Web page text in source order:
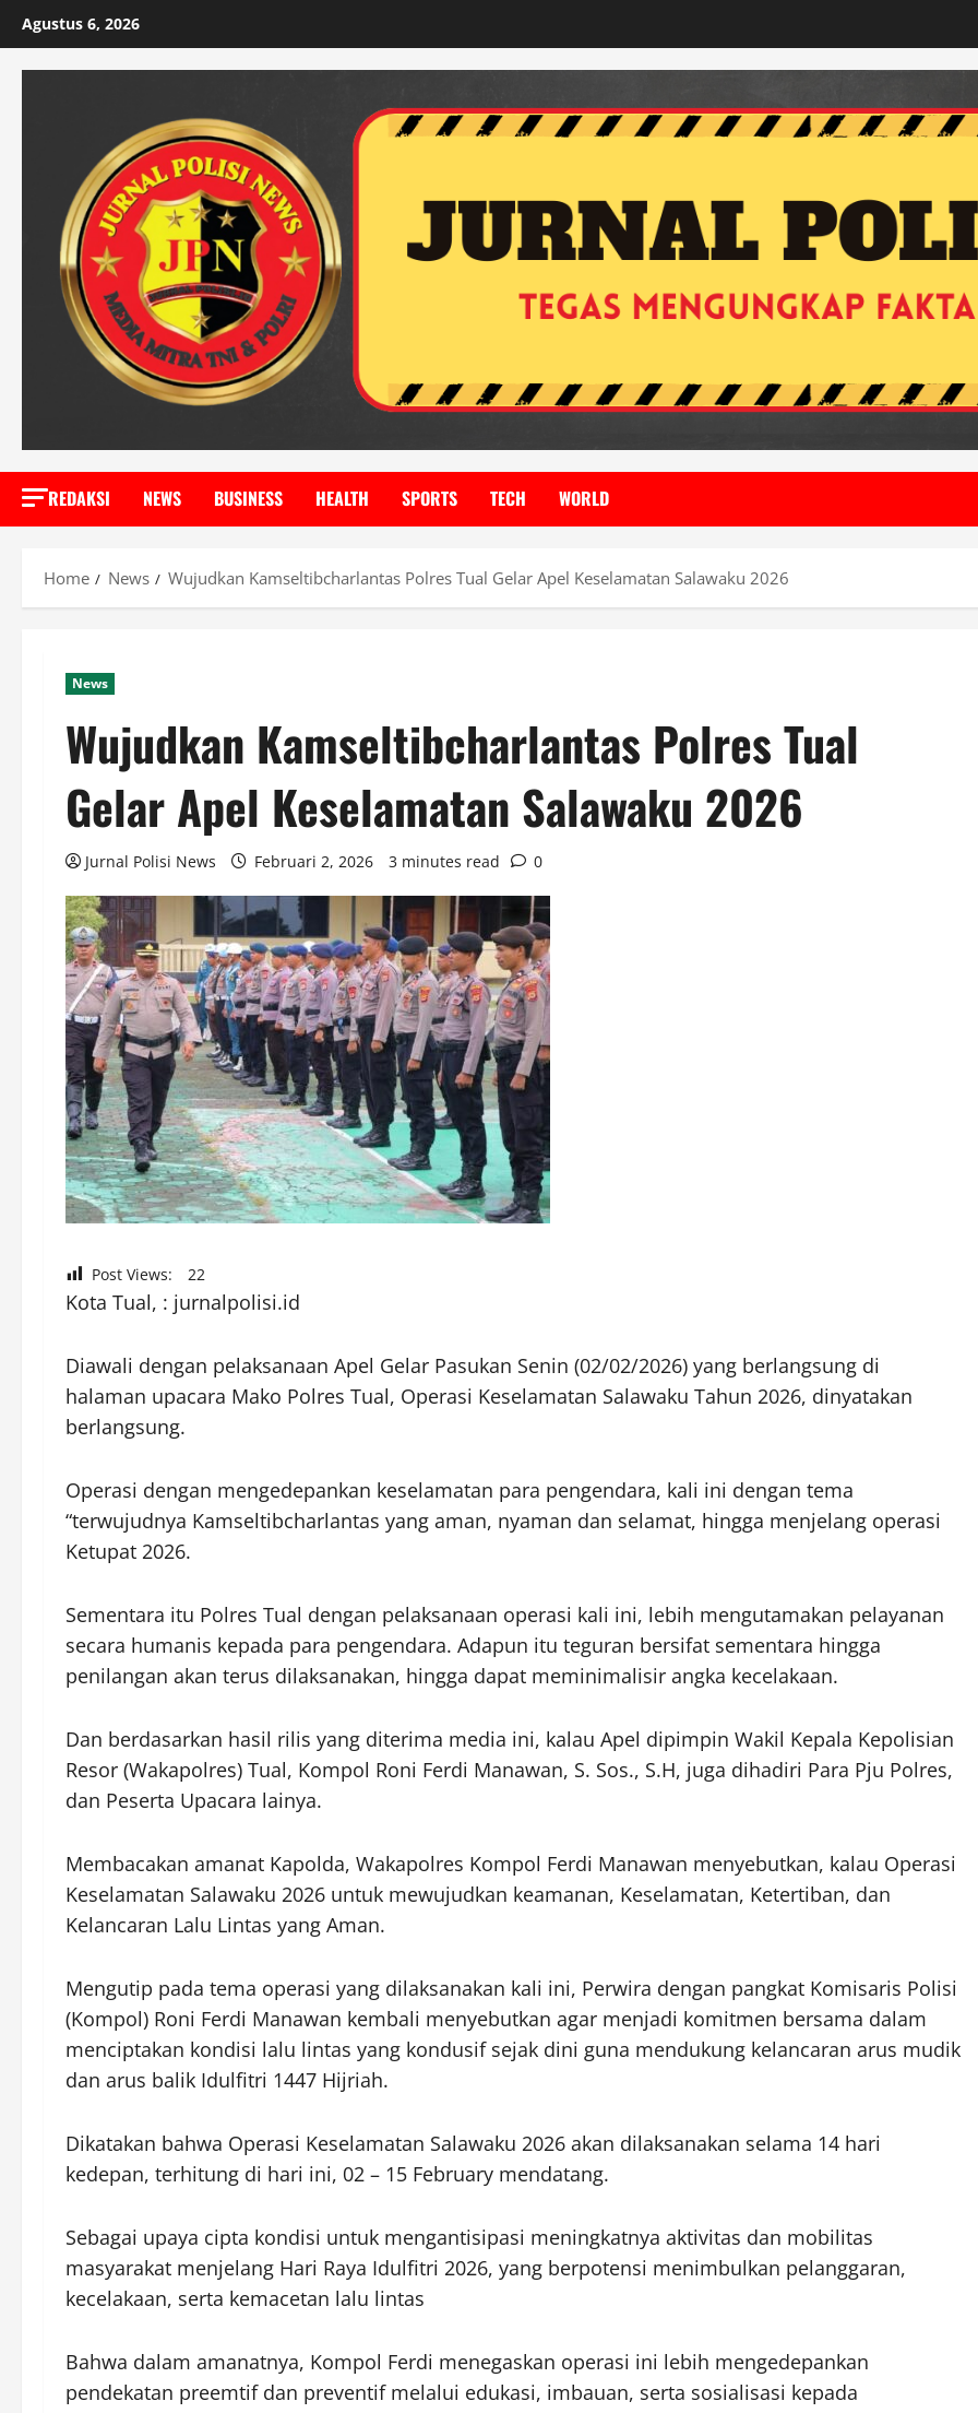
content
Agustus 6, 2026
REDAKSI NEWS BUSINESS HEALTH SPORTS TECH WORLD
Home News Wujudkan Kamseltibcharlantas Polres Tual Gelar Apel Keselamatan Salawaku 2026
News
Wujudkan Kamseltibcharlantas Polres Tual
Gelar Apel Keselamatan Salawaku 2026
Jurnal Polisi News Februari 2, 2026 3 minutes read 0
Post Views: 22
Kota Tual, : jurnalpolisi.id
Diawali dengan pelaksanaan Apel Gelar Pasukan Senin (02/02/2026) yang berlangsung di
halaman upacara Mako Polres Tual, Operasi Keselamatan Salawaku Tahun 2026, dinyatakan
berlangsung.
Operasi dengan mengedepankan keselamatan para pengendara, kali ini dengan tema
“terwujudnya Kamseltibcharlantas yang aman, nyaman dan selamat, hingga menjelang operasi
Ketupat 2026.
Sementara itu Polres Tual dengan pelaksanaan operasi kali ini, lebih mengutamakan pelayanan
secara humanis kepada para pengendara. Adapun itu teguran bersifat sementara hingga
penilangan akan terus dilaksanakan, hingga dapat meminimalisir angka kecelakaan.
Dan berdasarkan hasil rilis yang diterima media ini, kalau Apel dipimpin Wakil Kepala Kepolisian
Resor (Wakapolres) Tual, Kompol Roni Ferdi Manawan, S. Sos., S.H, juga dihadiri Para Pju Polres,
dan Peserta Upacara lainya.
Membacakan amanat Kapolda, Wakapolres Kompol Ferdi Manawan menyebutkan, kalau Operasi
Keselamatan Salawaku 2026 untuk mewujudkan keamanan, Keselamatan, Ketertiban, dan
Kelancaran Lalu Lintas yang Aman.
Mengutip pada tema operasi yang dilaksanakan kali ini, Perwira dengan pangkat Komisaris Polisi
(Kompol) Roni Ferdi Manawan kembali menyebutkan agar menjadi komitmen bersama dalam
menciptakan kondisi lalu lintas yang kondusif sejak dini guna mendukung kelancaran arus mudik
dan arus balik Idulfitri 1447 Hijriah.
Dikatakan bahwa Operasi Keselamatan Salawaku 2026 akan dilaksanakan selama 14 hari
kedepan, terhitung di hari ini, 02 – 15 February mendatang.
Sebagai upaya cipta kondisi untuk mengantisipasi meningkatnya aktivitas dan mobilitas
masyarakat menjelang Hari Raya Idulfitri 2026, yang berpotensi menimbulkan pelanggaran,
kecelakaan, serta kemacetan lalu lintas
Bahwa dalam amanatnya, Kompol Ferdi menegaskan operasi ini lebih mengedepankan
pendekatan preemtif dan preventif melalui edukasi, imbauan, serta sosialisasi kepada